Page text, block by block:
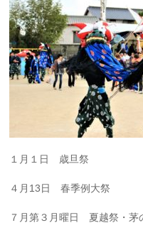
１月１日 歳旦祭
４月13日 春季例大祭
７月第３月曜日 夏越祭・茅